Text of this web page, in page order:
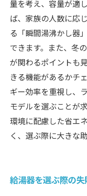
量を考え、容量が適
ば、家族の人数に応
る「瞬間湯沸かし器
できます。また、冬
が関わるポイントも
きる機能があるかチ
ギー効率を重視し、
モデルを選ぶことが
環境に配慮した省エ
く、選ぶ際に大きな
給湯器を選ぶ際の